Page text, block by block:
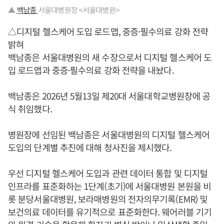
▲ 백남종 서울대병원장 <서울대병원>
△디지털 헬스케어 도입 로드맵, 중증·필수의료 강화 전략
밝혀
백남종은 서울대병원의 새 수장으로서 디지털 헬스케어 도
입 로드맵과 중증·필수의료 강화 전략을 내놨다.
백남종은 2026년 5월13일 제20대 서울대학교병원장에 공
식 취임했다.
병원장에 선임된 백남종은 서울대병원의 디지털 헬스케어
도입의 단계별 추진에 대해 청사진을 제시했다.
우선 디지털 헬스케어 도입과 관련 데이터 통합 및 디지털
인프라를 표준화하는 1단계(초기)에 서울대병원 본원을 비
롯 분당서울대병원, 보라매병원의 전자의무기록(EMR) 및
보건의료 데이터를 유기적으로 표준화한다. 웨어러블 기기